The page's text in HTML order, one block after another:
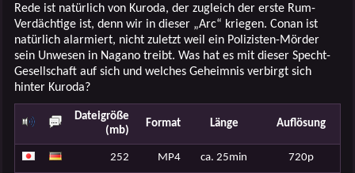
Rede ist natürlich von Kuroda, der zugleich der erste Rum-
Verdächtige ist, denn wir in dieser „Arc“ kriegen. Conan ist
natürlich alarmiert, nicht zuletzt weil ein Polizisten-Mörder
sein Unwesen in Nagano treibt. Was hat es mit dieser Specht-
Gesellschaft auf sich und welches Geheimnis verbirgt sich
hinter Kuroda?
Dateigröße
(mb)
Format Länge Auflösung
252 MP4 ca. 25min 720p